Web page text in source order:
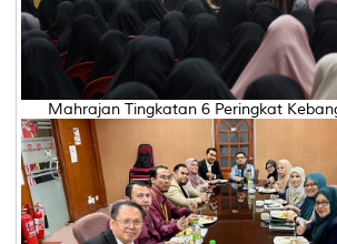
Mahrajan Tingkatan 6 Peringkat